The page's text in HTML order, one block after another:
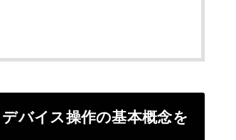
バイス操作の基本概念を